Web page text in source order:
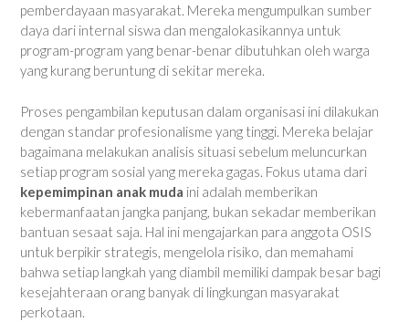
pemberdayaan masyarakat. Mereka mengumpulkan sumber
daya dari internal siswa dan mengalokasikannya untuk
program-program yang benar-benar dibutuhkan oleh warga
yang kurang beruntung di sekitar mereka.
Proses pengambilan keputusan dalam organisasi ini dilakukan
dengan standar profesionalisme yang tinggi. Mereka belajar
bagaimana melakukan analisis situasi sebelum meluncurkan
setiap program sosial yang mereka gagas. Fokus utama dari
kepemimpinan anak muda ini adalah memberikan
kebermanfaatan jangka panjang, bukan sekadar memberikan
bantuan sesaat saja. Hal ini mengajarkan para anggota OSIS
untuk berpikir strategis, mengelola risiko, dan memahami
bahwa setiap langkah yang diambil memiliki dampak besar bagi
kesejahteraan orang banyak di lingkungan masyarakat
perkotaan.